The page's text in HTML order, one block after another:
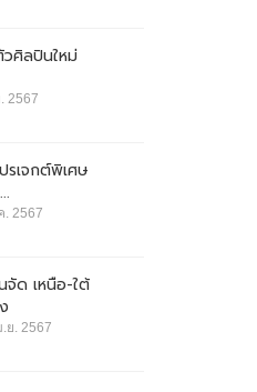
วศิลปินใหม่
2567
รเจกต์พิเศษ
. 2567
จัด เหนือ-ใต้
.ย. 2567